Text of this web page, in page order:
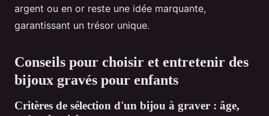
argent ou en or reste une idée marquante,
garantissant un trésor unique.
Conseils pour choisir et entretenir des
bijoux gravés pour enfants
Critères de sélection d'un bijou à graver : âge,